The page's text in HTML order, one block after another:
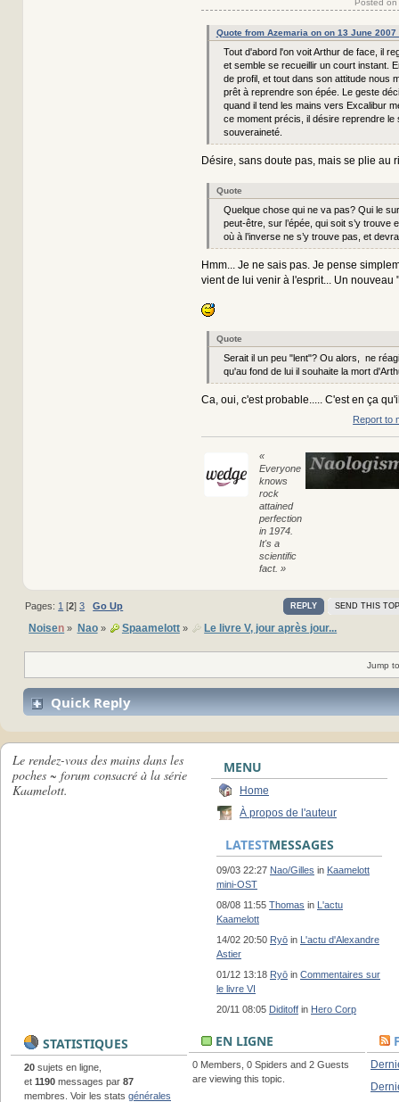
Posted
Quote from Azemaria on on 13 June 2007
Tout d'abord l'on voit Arthur de face, il
et semble se recueillir un court instant.
de profil, et tout dans son attitude nous
prêt à reprendre son épée. Le geste
quand il tend les mains vers Excalibur
ce moment précis, il désire reprendre le
souveraineté.
Désire, sans doute pas, mais se plie au
Quote
Quelque chose qui ne va pas? Qui le
peut-être, sur l’épée, qui soit s’y trouve
où à l’inverse ne s’y trouve pas, et
Hmm... Je ne sais pas. Je pense
vient de lui venir à l'esprit... Un nouveau
Quote
Serait il un peu "lent"? Ou alors, ne
qu'au fond de lui il souhaite la mort
Ca, oui, c'est probable..... C'est en ça
Report to
«
Everyone
knows
rock
attained
perfection
in 1974.
It's a
scientific
fact. »
REPLY SEND THIS
Pages: 1 [2]3 Go Up
Noisen » Nao» Spaamelott» Le livre V, jour après jour...
Jump
Quick Reply
Le rendez-vous des mains dans les
poches ~ forum consacré à la série
Kaamelott.
MENU
Home
À propos de l'auteur
LATESTMESSAGES
09/03 22:27 Nao/Gilles in Kaamelott
mini-OST
08/08 11:55 Thomas in L'actu
Kaamelott
14/02 20:50 Ryō in L'actu d'Alexandre
Astier
01/12 13:18 Ryō in Commentaires sur
le livre VI
20/11 08:05 Diditoff in Hero Corp
STATISTIQUES
20 sujets en ligne,
et 1190 messages par 87
membres. Voir les stats générales
EN LIGNE
0 Members, 0 Spiders and 2 Guests
are viewing this topic.